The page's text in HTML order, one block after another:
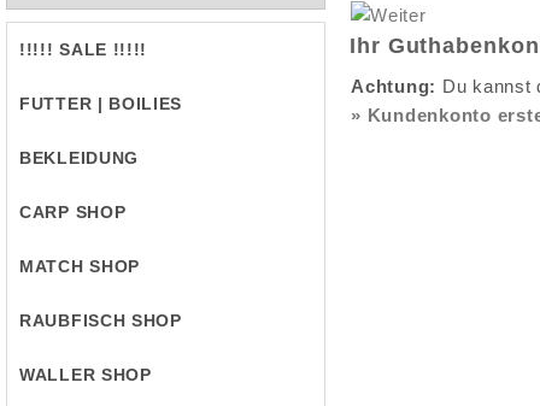
!!!!! SALE !!!!!
FUTTER | BOILIES
BEKLEIDUNG
CARP SHOP
MATCH SHOP
RAUBFISCH SHOP
WALLER SHOP
Ihr
Achtung: Du kannst
» Kundenkonto